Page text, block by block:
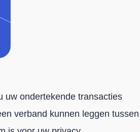
uw ondertekende transacties
verband kunnen leggen tussen